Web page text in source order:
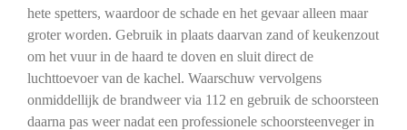
hete spetters, waardoor de schade en het gevaar alleen maar
groter worden. Gebruik in plaats daarvan zand of keukenzout
om het vuur in de haard te doven en sluit direct de
luchttoevoer van de kachel. Waarschuw vervolgens
onmiddellijk de brandweer via 112 en gebruik de schoorsteen
daarna pas weer nadat een professionele schoorsteenveger in